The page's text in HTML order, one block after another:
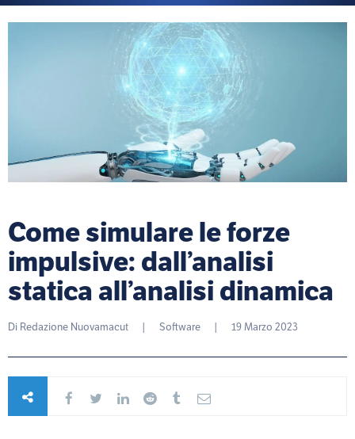
Come simulare le forze
impulsive: dall’analisi
statica all’analisi dinamica
Di Redazione Nuovamacut | Software | 19 Marzo 2023